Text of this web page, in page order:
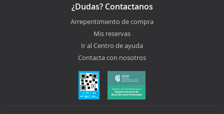
¿Dudas? Contactanos
Arrepentimiento de compra
Mis reservas
Ir al Centro de ayuda
Contacta con nosotros